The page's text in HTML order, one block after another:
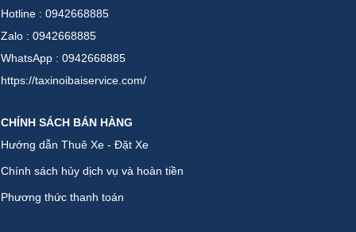
Hotline : 0942668885
Zalo : 0942668885
WhatsApp : 0942668885
https://taxinoibaiservice.com/
CHÍNH SÁCH BÁN HÀNG
Hướng dẫn Thuê Xe - Đặt Xe
Chính sách hủy dịch vụ và hoàn tiền
Phương thức thanh toán